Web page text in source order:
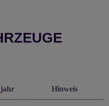
Hinweis